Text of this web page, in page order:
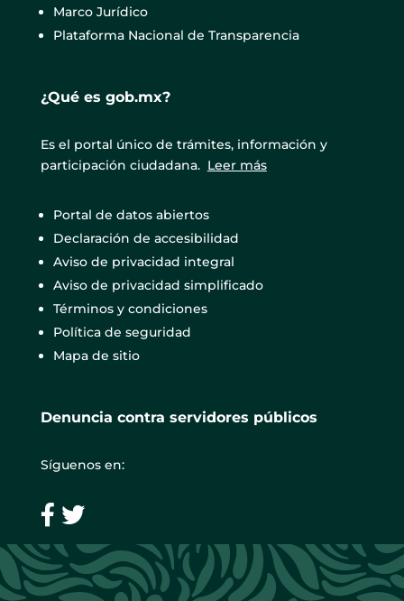
Marco Jurídico
Plataforma Nacional de Transparencia
¿Qué es gob.mx?
Es el portal único de trámites, información y
participación ciudadana. Leer más
Portal de datos abiertos
Declaración de accesibilidad
Aviso de privacidad integral
Aviso de privacidad simplificado
Términos y condiciones
Política de seguridad
Mapa de sitio
Denuncia contra servidores públicos
Síguenos en: